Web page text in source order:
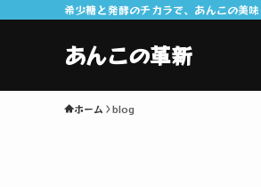
希少糖と発酵のチカラで、あんこの美
あんこの革新
ホーム blog